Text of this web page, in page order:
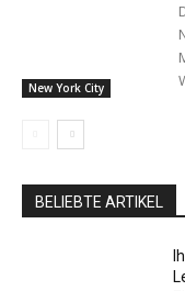
New York City
BELIEBTE ARTIKEL